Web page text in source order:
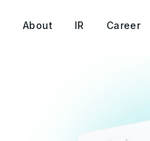
About IR Career